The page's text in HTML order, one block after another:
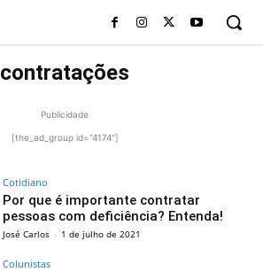
contratações
Publicidade
[the_ad_group id="4174"]
Cotidiano
Por que é importante contratar
pessoas com deficiência? Entenda!
José Carlos - 1 de julho de 2021
Colunistas